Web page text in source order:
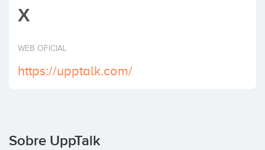
X
WEB OFICIAL
https://upptalk.com/
Sobre UppTalk